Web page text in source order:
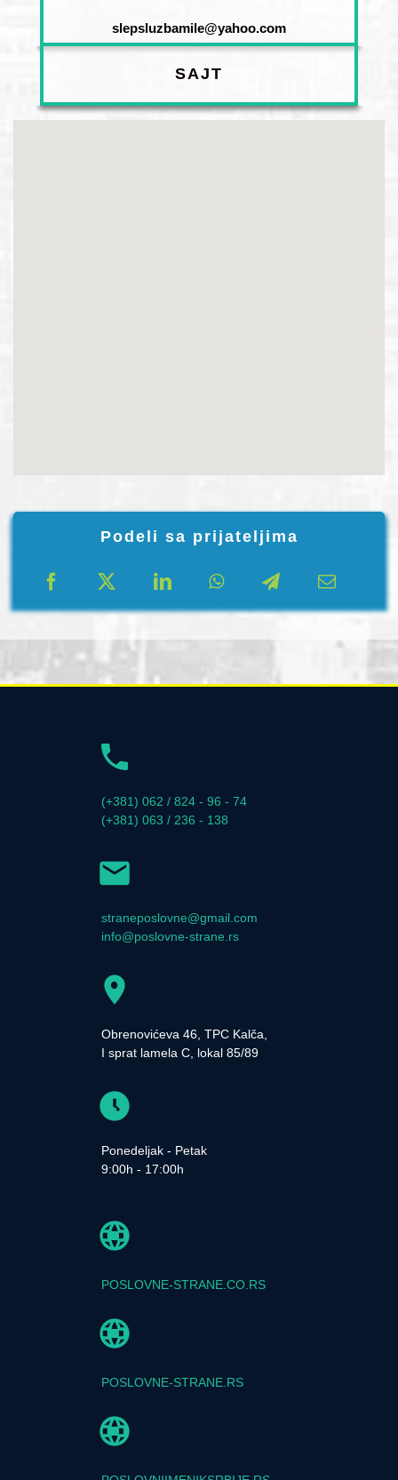
slepsluzbamile@yahoo.com
SAJT
Podeli sa prijateljima
(+381) 062 / 824 - 96 - 74
(+381) 063 / 236 - 138
straneposlovne@gmail.com
info@poslovne-strane.rs
Obrenovićeva 46, TPC Kalča,
I sprat lamela C, lokal 85/89
Ponedeljak - Petak
9:00h - 17:00h
POSLOVNE-STRANE.CO.RS
POSLOVNE-STRANE.RS